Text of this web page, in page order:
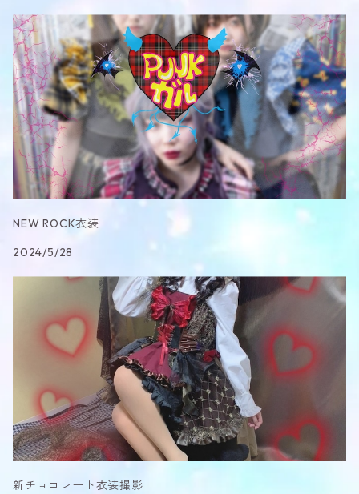
NEW ROCK衣装
2024/5/28
新チョコレート衣装撮影